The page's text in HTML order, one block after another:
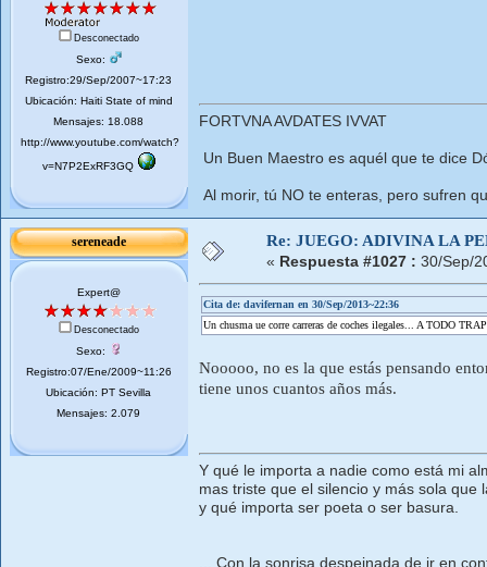
Desconectado
Sexo:
Registro:29/Sep/2007~17:23
Ubicación: Haiti State of mind
Mensajes: 18.088
http://www.youtube.com/watch?
v=N7P2ExRF3GQ
FORTVNA AVDATES IVVAT
Un Buen Maestro es aquél que te dice
Al morir, tú NO te enteras, pero sufren
sereneade
Expert@
Desconectado
Sexo:
Registro:07/Ene/2009~11:26
Ubicación: PT Sevilla
Mensajes: 2.079
Re: JUEGO: ADIVINA LA
« Respuesta #1027 : 30/Sep/
Cita de: davifernan en 30/Sep/2013~22:36
Un chusma ue corre carreras de coches ilegales... A TODO
Nooooo, no es la que estás pensando
tiene unos cuantos años más.
Y qué le importa a nadie como está mi
mas triste que el silencio y más sola que
y qué importa ser poeta o ser basura.
... Con la sonrisa despeinada de ir en